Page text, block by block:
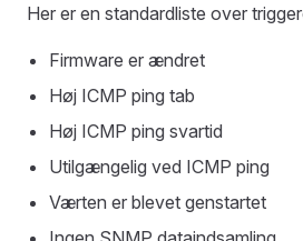
Her er en standardliste over
Firmware er ændret
Høj ICMP ping tab
Høj ICMP ping svartid
Utilgængelig ved ICMP ping
Værten er blevet genstartet